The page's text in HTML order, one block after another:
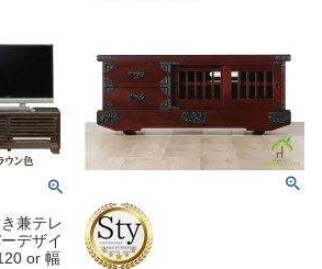
兼テレ
デザイ
or 幅